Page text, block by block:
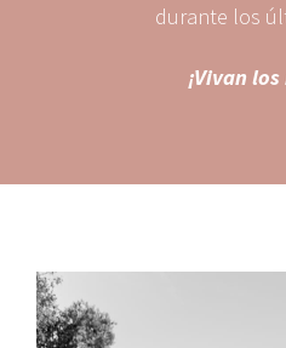
durante los
¡Vivan